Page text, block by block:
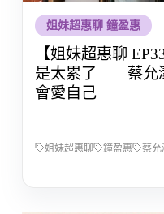
姐妹超惠聊 鐘盈惠
【姐妹超惠聊
是太累了——蔡允
會愛自己
姐妹超惠聊 鐘盈惠 蔡允